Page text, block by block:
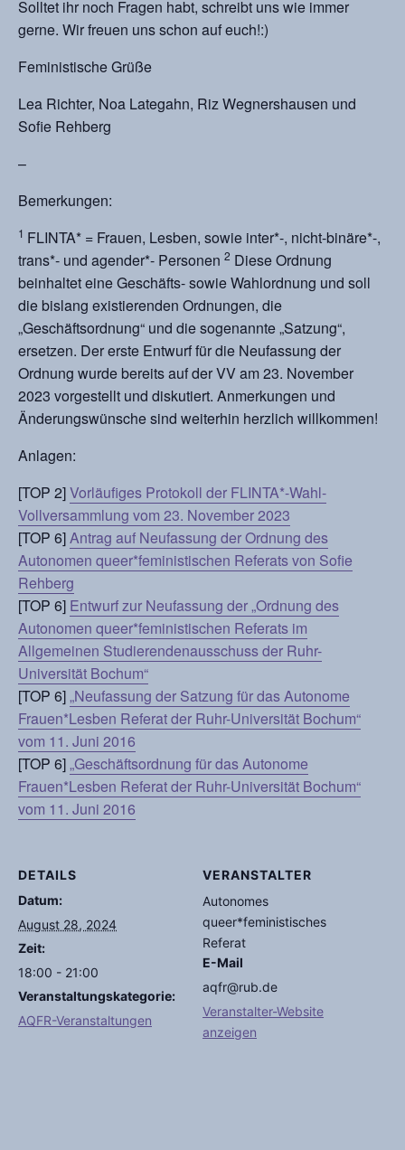
Solltet ihr noch Fragen habt, schreibt uns wie immer
gerne. Wir freuen uns schon auf euch!:)
Feministische Grüße
Lea Richter, Noa Lategahn, Riz Wegnershausen und
Sofie Rehberg
–
Bemerkungen:
1 FLINTA* = Frauen, Lesben, sowie inter*-, nicht-binäre*-,
trans*- und agender*- Personen 2 Diese Ordnung
beinhaltet eine Geschäfts- sowie Wahlordnung und soll
die bislang existierenden Ordnungen, die
„Geschäftsordnung“ und die sogenannte „Satzung“,
ersetzen. Der erste Entwurf für die Neufassung der
Ordnung wurde bereits auf der VV am 23. November
2023 vorgestellt und diskutiert. Anmerkungen und
Änderungswünsche sind weiterhin herzlich willkommen!
Anlagen:
[TOP 2]Vorläufiges Protokoll der FLINTA*-Wahl-
Vollversammlung vom 23. November 2023
[TOP 6]Antrag auf Neufassung der Ordnung des
Autonomen queer*feministischen Referats von Sofie
Rehberg
[TOP 6] Entwurf zur Neufassung der „Ordnung des
Autonomen queer*feministischen Referats im
Allgemeinen Studierendenausschuss der Ruhr-
Universität Bochum“
[TOP 6] „Neufassung der Satzung für das Autonome
Frauen*Lesben Referat der Ruhr-Universität Bochum“
vom 11. Juni 2016
[TOP 6] „Geschäftsordnung für das Autonome
Frauen*Lesben Referat der Ruhr-Universität Bochum“
vom 11. Juni 2016
DETAILS
Datum:
August 28, 2024
Zeit:
18:00 - 21:00
Veranstaltungskategorie:
AQFR-Veranstaltungen
VERANSTALTER
Autonomes
queer*feministisches
Referat
E-Mail
aqfr@rub.de
Veranstalter-Website
anzeigen